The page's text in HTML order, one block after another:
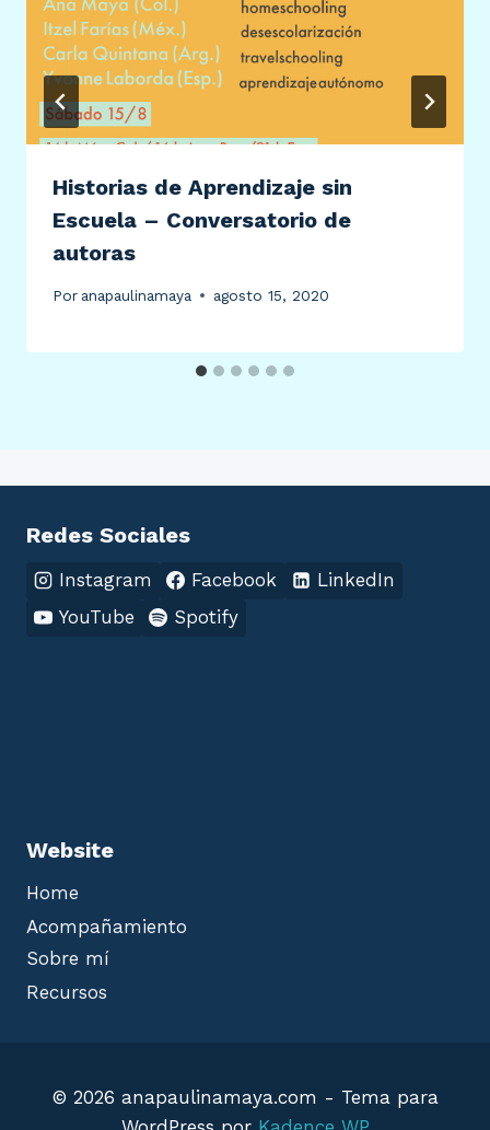
Historias de Aprendizaje sin
Escuela – Conversatorio de
autoras
Por anapaulinamaya agosto 15, 2020
Redes Sociales
Instagram Facebook
LinkedIn
YouTube
Spotify
Website
Home
Acompañamiento
Sobre mí
Recursos
© 2026 anapaulinamaya.com - Tema para